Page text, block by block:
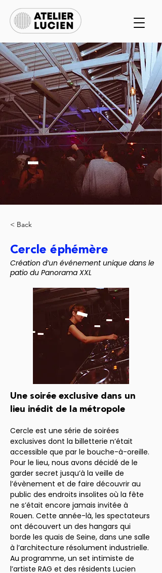
< Back
Cercle éphémère
Création d’un événement unique dans le
patio du Panorama XXL
Une soirée exclusive dans un
lieu inédit de la métropole
Cercle est une série de soirées
exclusives dont la billetterie n’était
accessible que par le bouche-à-oreille.
Pour le lieu, nous avons décidé de le
garder secret jusqu’à la veille de
l’évènement et de faire découvrir au
public des endroits insolites où la fête
ne s’était encore jamais invitée à
Rouen. Cette année-là, les spectateurs
ont découvert un des hangars qui
borde les quais de Seine, dans une salle
à l’architecture résolument industrielle.
Au programme, un set intimiste de
l’artiste RAG et des résidents Lucien